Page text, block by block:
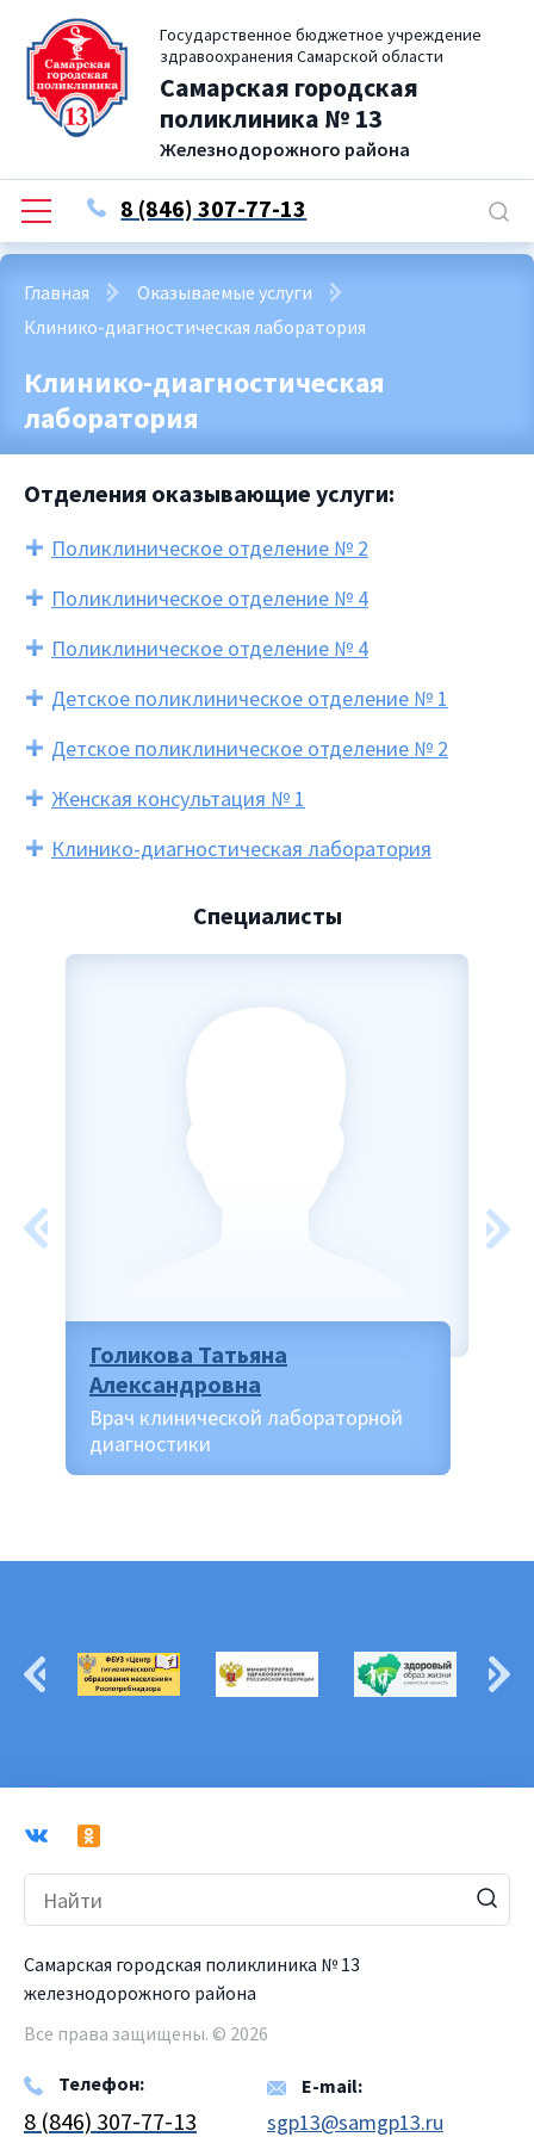
Государственное бюджетное учреждение
здравоохранения Самарской области
Самарская городская
поликлиника № 13
Железнодорожного района
8 (846) 307-77-13
Главная
Оказываемые услуги
Клинико-диагностическая лаборатория
Клинико-диагностическая
лаборатория
Отделения оказывающие услуги:
Поликлиническое отделение № 2
Поликлиническое отделение № 4
Поликлиническое отделение № 4
Детское поликлиническое отделение № 1
Детское поликлиническое отделение № 2
Женская консультация № 1
Клинико-диагностическая лаборатория
Специалисты
Голикова Татьяна
Александровна
Врач клинической лабораторной
диагностики
Самарская городская поликлиника № 13
железнодорожного района
Все права защищены. © 2026
Телефон:
8 (846) 307-77-13
E-mail:
sgp13@samgp13.ru